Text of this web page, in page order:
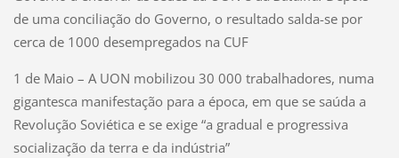
de uma conciliação do Governo, o resultado salda-se por
cerca de 1000 desempregados na CUF
1 de Maio – A UON mobilizou 30 000 trabalhadores, numa
gigantesca manifestação para a época, em que se saúda a
Revolução Soviética e se exige “a gradual e progressiva
socialização da terra e da indústria”